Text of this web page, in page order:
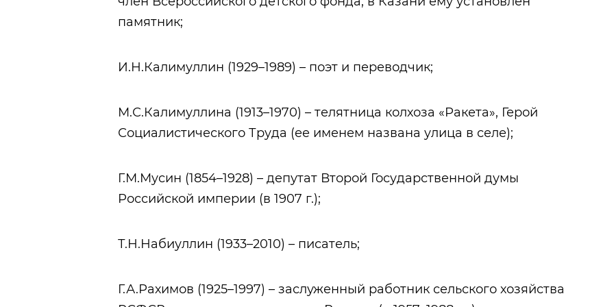
памятник;
И.Н.Калимуллин (1929–1989) – поэт и переводчик;
М.С.Калимуллина (1913–1970) – телятница колхоза «Ракета», Герой
Социалистического Труда (ее именем названа улица в селе);
Г.М.Мусин (1854–1928) – депутат Второй Государственной думы
Российской империи (в 1907 г.);
Т.Н.Набиуллин (1933–2010) – писатель;
Г.А.Рахимов (1925–1997) – заслуженный работник сельского хозяйства